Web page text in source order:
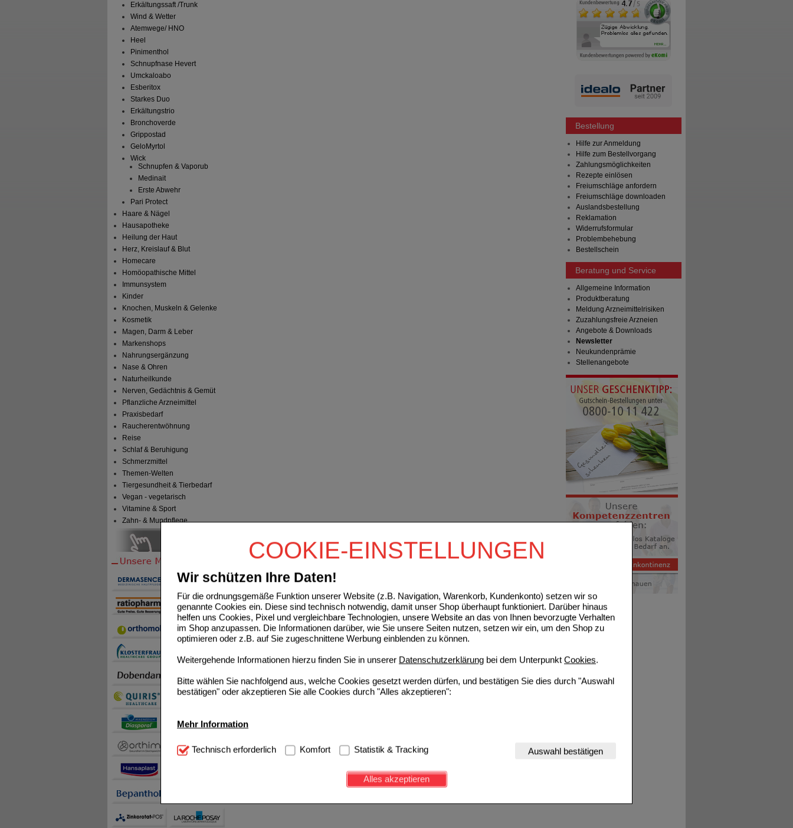
COOKIE-EINSTELLUNGEN
Wir schützen Ihre Daten!
Für die ordnungsgemäße Funktion unserer Website (z.B. Navigation, Warenkorb, Kundenkonto) setzen wir so
genannte Cookies ein. Diese sind technisch notwendig, damit unser Shop überhaupt funktioniert. Darüber hinaus
helfen uns Cookies, Pixel und vergleichbare Technologien, unsere Website an das von Ihnen bevorzugte Verhalten
im Shop anzupassen. Die Informationen darüber, wie Sie unsere Seiten nutzen, setzen wir ein, um den Shop zu
optimieren oder z.B. auf Sie zugeschnittene Werbung einblenden zu können.
Weitergehende Informationen hierzu finden Sie in unserer Datenschutzerklärung bei dem Unterpunkt Cookies.
Bitte wählen Sie nachfolgend aus, welche Cookies gesetzt werden dürfen, und bestätigen Sie dies durch "Auswahl
bestätigen" oder akzeptieren Sie alle Cookies durch "Alles akzeptieren":
Mehr Information
Technisch Notwendig: Hierbei handelt es sich um Cookies, die für die Grundfunktionen unserer Website
notwendig sind (z.B. Navigation, Warenkorb, Kundenkonto), weshalb auf diese nicht verzichtet werden kann.
Diese Cookies werden genutzt um das Einkaufserlebnis noch ansprechender zu gestalten,
beispielsweise für die Wiedererkennung des Besuchers oder unsere Seite an bevorzugte Verhaltensweisen (z.B.
Inhalte anzuzeigen und unser Partnerprogramm zu betreiben.
Technisch erforderlich Komfort Statistik & Tracking Auswahl bestätigen
Alles akzeptieren
Erkältungssaft /Trunk
Wind & Wetter
Atemwege/ HNO
Heel
Pinimenthol
Schnupfnase Hevert
Umckaloabo
Esberitox
Starkes Duo
Erkältungstrio
Bronchoverde
Grippostad
GeloMyrtol
Wick
Schnupfen & Vaporub
Medinait
Erste Abwehr
Pari Protect
Haare & Nägel
Hausapotheke
Heilung der Haut
Herz, Kreislauf & Blut
Homecare
Homöopathische Mittel
Immunsystem
Kinder
Knochen, Muskeln & Gelenke
Kosmetik
Magen, Darm & Leber
Markenshops
Nahrungsergänzung
Nase & Ohren
Naturheilkunde
Nerven, Gedächtnis & Gemüt
Pflanzliche Arzneimittel
Praxisbedarf
Raucherentwöhnung
Reise
Schlaf & Beruhigung
Schmerzmittel
Themen-Welten
Tiergesundheit & Tierbedarf
Vegan - vegetarisch
Vitamine & Sport
Zahn- & Mundpflege
Bestellung
Hilfe zur Anmeldung
Hilfe zum Bestellvorgang
Zahlungsmöglichkeiten
Rezepte einlösen
Freiumschläge anfordern
Freiumschläge downloaden
Auslandsbestellung
Reklamation
Widerrufsformular
Problembehebung
Bestellschein
Beratung und Service
Allgemeine Information
Produktberatung
Meldung Arzneimittelrisiken
Zuzahlungsfreie Arzneien
Angebote & Downloads
Newsletter
Neukundenprämie
Stellenangebote